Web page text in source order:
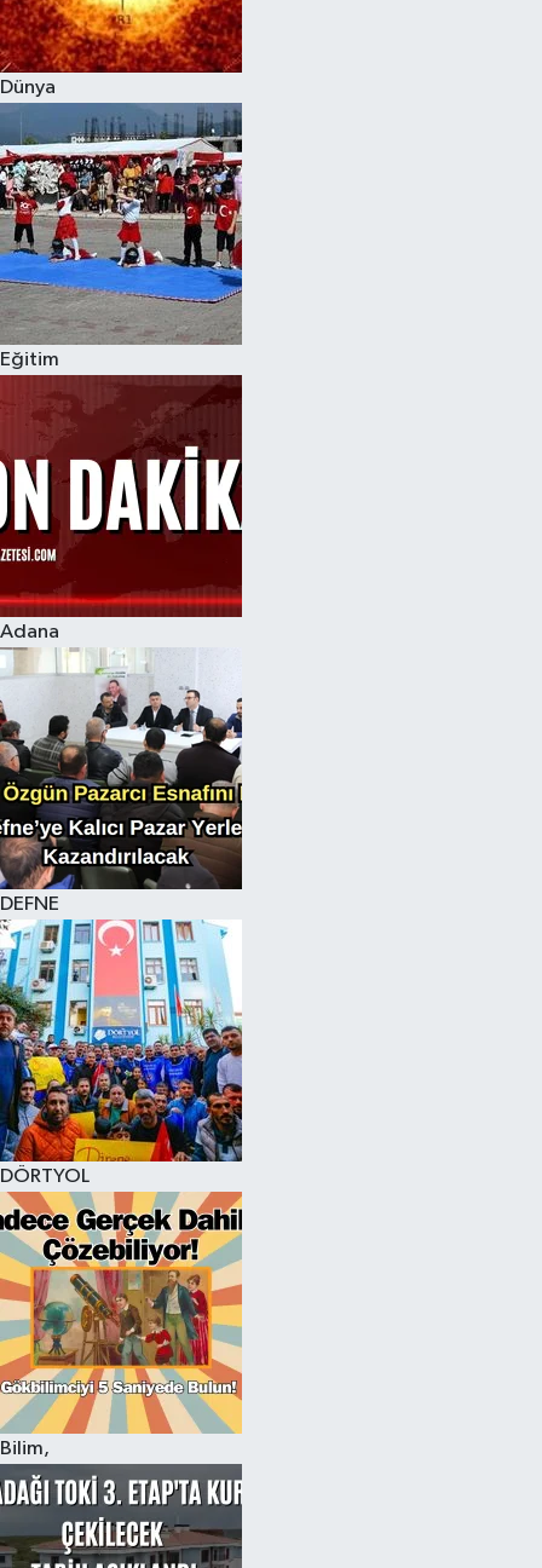
Dünya
Eğitim
Adana
DEFNE
DÖRTYOL
Bilim,